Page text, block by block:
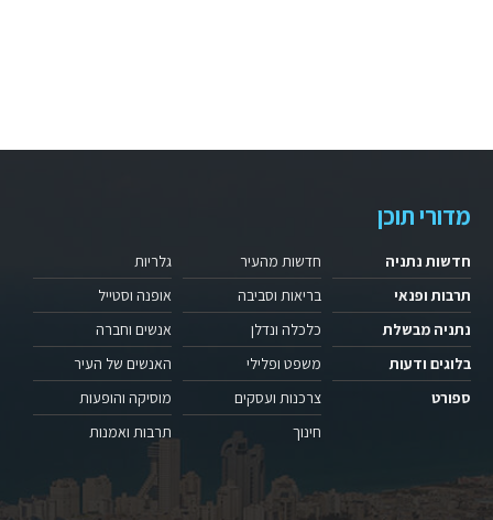
מדורי תוכן
חדשות נתניה
תרבות ופנאי
נתניה מבשלת
בלוגים ודעות
ספורט
חדשות מהעיר
בריאות וסביבה
כלכלה ונדלן
משפט ופלילי
צרכנות ועסקים
חינוך
גלריות
אופנה וסטייל
אנשים וחברה
האנשים של העיר
מוסיקה והופעות
תרבות ואמנות